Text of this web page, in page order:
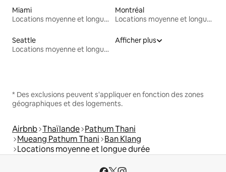
Miami
Locations moyenne et longue durée
Montréal
Locations moyenne et longue durée
Seattle
Locations moyenne et longue durée
Afficher plus
* Des exclusions peuvent s'appliquer en fonction des zones
géographiques et des logements.
Airbnb Thaïlande Pathum Thani
Mueang Pathum Thani Ban Klang
Locations moyenne et longue durée